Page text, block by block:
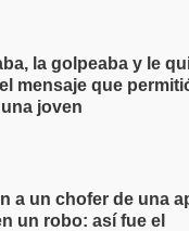
la golpeaba y le
mensaje que
joven
a un chofer de una
un robo: así fue el